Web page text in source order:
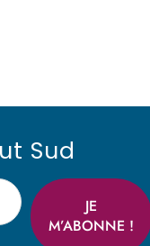
Sud